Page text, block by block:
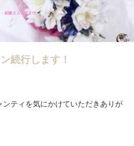
続行します！
ンティを気にかけていただきありが